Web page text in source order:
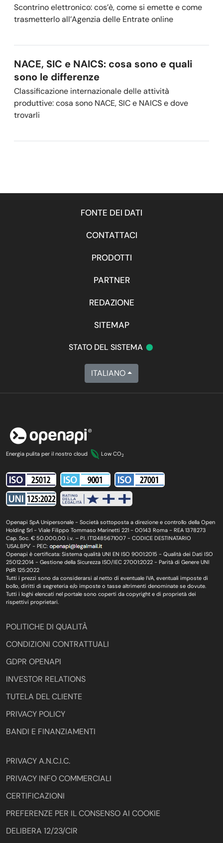
Scontrino elettronico: cos’è, come si emette e come
trasmetterlo all’Agenzia delle Entrate online
NACE, SIC e NAICS: cosa sono e quali
sono le differenze
Classificazione internazionale delle attività
produttive: cosa sono NACE, SIC e NAICS e dove
trovarli
FONTE DEI DATI
CONTATTACI
PRODOTTI
PARTNER
REDAZIONE
SITEMAP
STATO DEL SISTEMA •
ITALIANO
Energia pulita per il nostro cloud Low CO2
Openapi SpA Unipersonale - Società sottoposta a direzione e controllo della Open
Holding Srl - Viale Filippo Tommaso Marinetti 221 - 00143 Roma - REA 1378273
Cap. Soc. € 50.000,00 i.v. – P.I. IT12485671007 - CODICE DESTINATARIO
'USAL8PV' - PEC:
Openapi è certificata: Sistema qualità UNI EN ISO 9001:2015 - Qualità dei Dati ISO
25012:2014 - Gestione della Sicurezza ISO/IEC 27001:2022 - Parità di Genere UNI
PdR 125:2022
Tutti i prezzi sono da considerarsi al netto di eventuale IVA, eventuali imposte di
bollo, diritti di segreteria e/o imposte o tasse altrimenti denominate se dovute.
Tutti i loghi elencati nel portale sono coperti da copyright e di proprietà dei
rispettivi proprietari.
POLITICHE DI QUALITÀ
CONDIZIONI CONTRATTUALI
GDPR OPENAPI
INVESTOR RELATIONS
TUTELA DEL CLIENTE
PRIVACY POLICY
BANDI E FINANZIAMENTI
PRIVACY A.N.C.I.C.
PRIVACY INFO COMMERCIALI
CERTIFICAZIONI
PREFERENZE PER IL CONSENSO AI COOKIE
DELIBERA 12/23/CIR